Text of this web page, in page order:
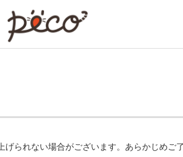
られない場合がございます。あらかじめご